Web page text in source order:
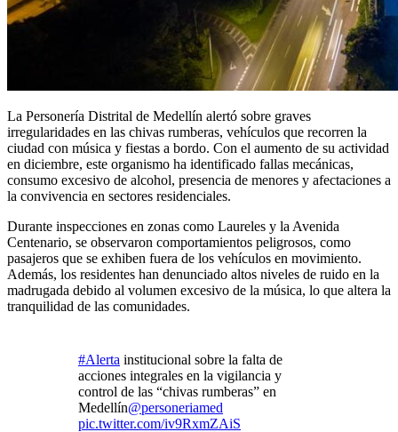
La Personería Distrital de Medellín alertó sobre graves
irregularidades en las chivas rumberas, vehículos que recorren la
ciudad con música y fiestas a bordo. Con el aumento de su actividad
en diciembre, este organismo ha identificado fallas mecánicas,
consumo excesivo de alcohol, presencia de menores y afectaciones a
la convivencia en sectores residenciales.
Durante inspecciones en zonas como Laureles y la Avenida
Centenario, se observaron comportamientos peligrosos, como
pasajeros que se exhiben fuera de los vehículos en movimiento.
Además, los residentes han denunciado altos niveles de ruido en la
madrugada debido al volumen excesivo de la música, lo que altera la
tranquilidad de las comunidades.
#Alerta institucional sobre la falta de
acciones integrales en la vigilancia y
control de las “chivas rumberas” en
Medellín@personeriamed
pic.twitter.com/iv9RxmZAiS